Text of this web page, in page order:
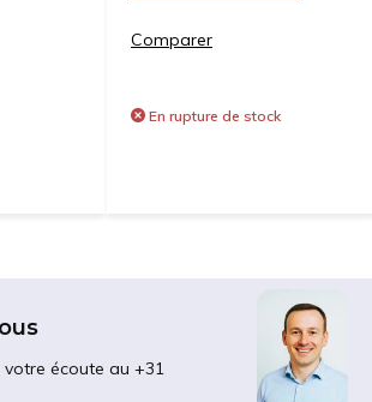
Comparer
En rupture de stock
votre écoute au +31